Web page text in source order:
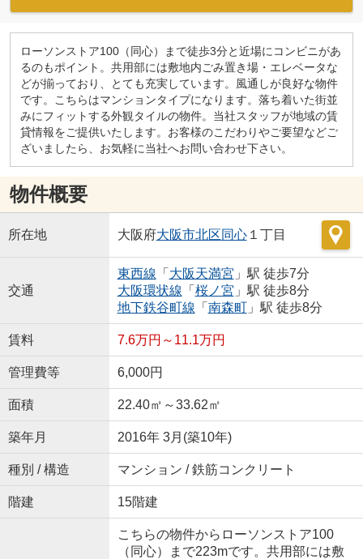
ローソンストア100（同心）まで徒歩3分と近場にコンビニがあ
るのもポイント。共用部には敷地内ごみ置き場・エレベータな
どが揃っており、とても充実しています。風通しが良好な物件
です。こちらはマンションタイプになります。落ち着いた街並
みにフィットする外観タイルの物件。当社スタッフが地域の賃
貸情報をご提供いたします。お客様のこだわりやご要望などご
ざいましたら、お気軽に当社へお問い合わせ下さい。
物件概要
所在地 大阪府大阪市北区同心１丁目
交通
東西線 「 大阪天満宮 」駅 徒歩7分
大阪環状線 「 桜ノ宮 」駅 徒歩8分
地下鉄谷町線 「 南森町」駅 徒歩8分
賃料 7.6万円～11.1万円
管理費等 6,000円
面積 22.40㎡～33.62㎡
築年月 2016年 3月(築10年)
種別 / 構造 マンション / 鉄筋コンクリート
階建 15階建
こちらの物件からローソンストア100
（同心）まで223mです。共用部には敷